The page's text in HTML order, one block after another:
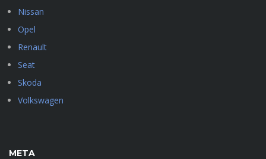
Nissan
Opel
Renault
Seat
Skoda
Volkswagen
META